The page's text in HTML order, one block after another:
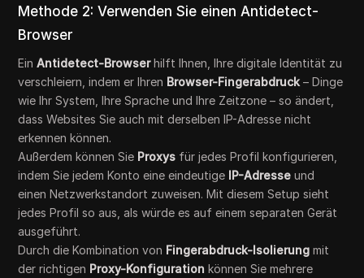
Methode 2: Verwenden Sie einen Antidetect-
Browser
EinAntidetect-Browserhilft Ihnen, Ihre digitale Identität zu
verschleiern, indem er Ihren Browser-Fingerabdruck – Dinge
wie Ihr System, Ihre Sprache und Ihre Zeitzone – so ändert,
dass Websites Sie auch mit derselben IP-Adresse nicht
erkennen können.
Außerdem können Sie Proxys für jedes Profil konfigurieren,
indem Sie jedem Konto eine eindeutige IP-Adresse und
einen Netzwerkstandort zuweisen. Mit diesem Setup sieht
jedes Profil so aus, als würde es auf einem separaten Gerät
ausgeführt.
Durch die Kombination von Fingerabdruck-Isolierungmit
der richtigen Proxy-Konfiguration können Sie mehrere